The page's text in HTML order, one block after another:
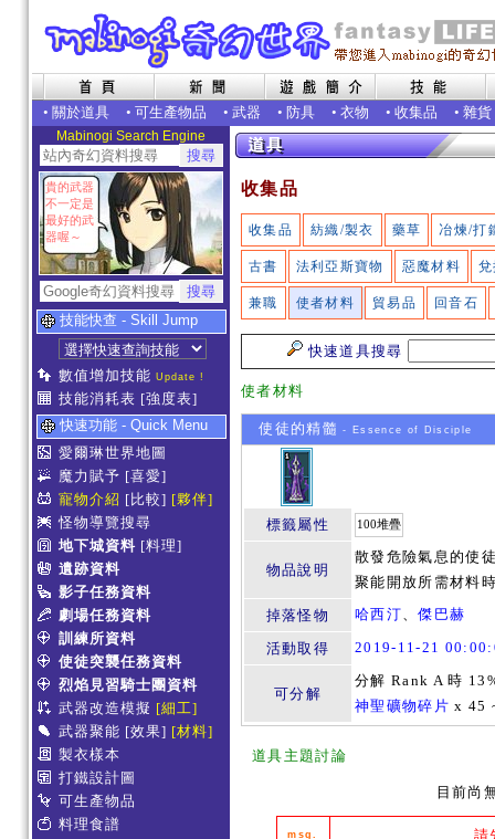
• 關於道具 • 可生產物品 • 武器 • 防具 • 衣物 • 收集品 • 雜貨
Mabinogi Search Engine
貴的武器
不一定是
最好的武
器喔～
技能快查 - Skill Jump
數值增加技能 Update !
技能消耗表 [強度表]
快速功能 - Quick Menu
愛爾琳世界地圖
魔力賦予 [喜愛]
寵物介紹 [比較] [夥伴]
怪物導覽搜尋
地下城資料 [料理]
遺跡資料
影子任務資料
劇場任務資料
訓練所資料
使徒突襲任務資料
烈焰見習騎士團資料
武器改造模擬 [細工]
武器聚能 [效果] [材料]
製衣樣本
打鐵設計圖
可生產物品
料理食譜
收集品
收集品 紡織/製衣 藥草 冶煉/打
古書 法利亞斯寶物 惡魔材料
兼職 使者材料 貿易品 回音石
快速道具搜尋
使者材料
使徒的精髓 - Essence of Disciple
標籤屬性 100堆疊
物品說明
散發危險氣息的使
聚能開放所需材料
掉落怪物
哈西汀、傑巴赫
活動取得 2019-11-21
可分解
分解 Rank A 時
神聖礦物碎片 x 45
道具主題討論
目前尚
msg. 請